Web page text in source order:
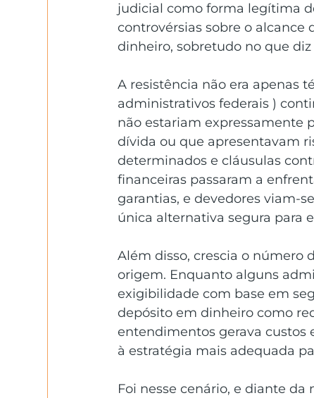
judicial como forma legítima
controvérsias sobre o
dinheiro, sobretudo no que
A resistência não era apenas
administrativos federais )
não estariam expressamente
dívida ou que apresentavam
determinados e cláusulas
financeiras passaram a
garantias, e devedores viam-
única alternativa segura para
Além disso, crescia o número
origem. Enquanto alguns
exigibilidade com base em
depósito em dinheiro como
entendimentos gerava custos
à estratégia mais adequada
Foi nesse cenário, e diante